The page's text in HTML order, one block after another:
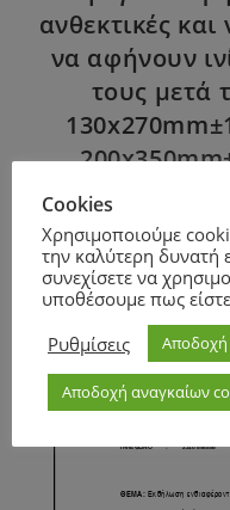
ανθεκτικές
να αφήνουν
τους μετά
Page1/1
Cookies
Χρησιμοποιούμε
την καλύτερη δυνατή
συνεχίσετε να
υποθέσουμε πως
Ρυθμίσεις
Αποδοχή αναγκαίων